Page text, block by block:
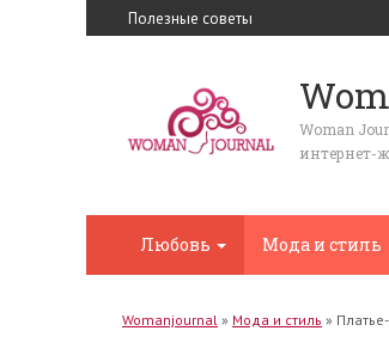
Полезные советы
Woman
интернет-
Любовь Мода и стиль
Womanjournal » Мода и стиль »